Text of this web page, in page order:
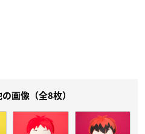
画像（全8枚）